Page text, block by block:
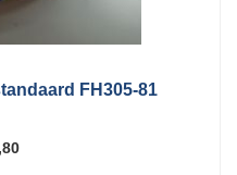
FH305-81